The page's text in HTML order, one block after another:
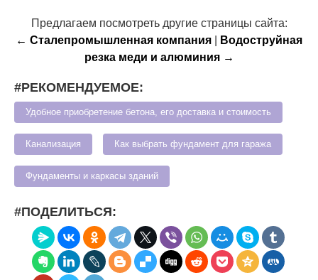
Предлагаем посмотреть другие страницы сайта:
← Сталепромышленная компания
Водоструйная
резка меди и алюминия →
#РЕКОМЕНДУЕМОЕ:
Удобное приобретение бетона, его доставка и стоимость
Канализация Как выбрать фундамент для гаража
Фундаменты и каркасы зданий
#ПОДЕЛИТЬСЯ: